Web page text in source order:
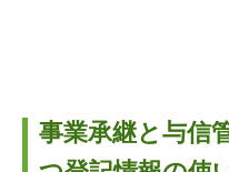
事業承継と与信